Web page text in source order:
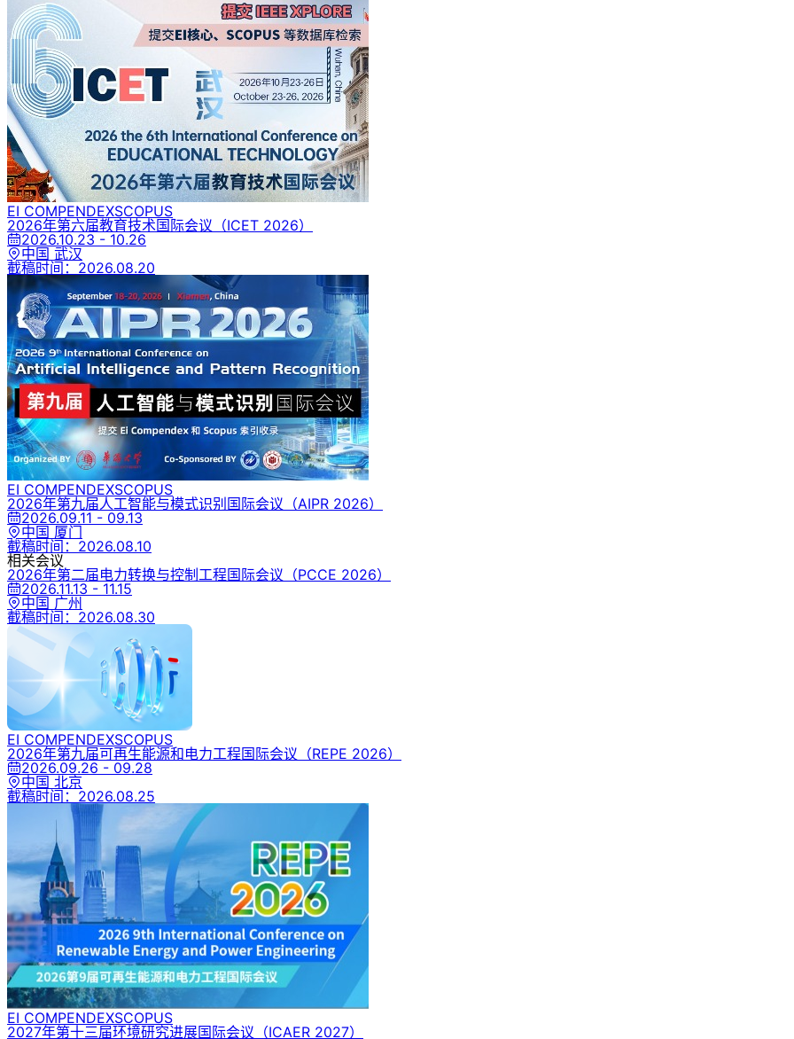
EI COMPENDEXSCOPUS
2026年第六届教育技术国际会议 （ICET 2026）
2026.10.23 - 10.26
中国 武汉
截稿时间： 2026.08.20
EI COMPENDEXSCOPUS
2026年第九届人工智能与模式识别国际会议 （AIPR 2026）
2026.09.11 - 09.13
中国 厦门
截稿时间： 2026.08.10
相关会议
2026年第二届电力转换与控制工程国际会议 （PCCE 2026）
2026.11.13 - 11.15
中国 广州
截稿时间： 2026.08.30
EI COMPENDEXSCOPUS
2026年第九届可再生能源和电力工程国际会议 （REPE 2026）
2026.09.26 - 09.28
中国 北京
截稿时间： 2026.08.25
EI COMPENDEXSCOPUS
2027年第十三届环境研究进展国际会议 （ICAER 2027）